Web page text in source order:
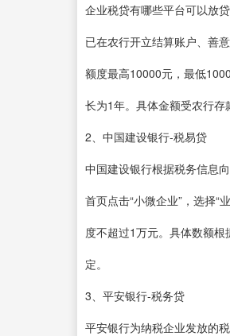
企业税贷有哪些平台可以放
已在农行开立结算账户、善
额度最高10000元，最低
长为1年。具体金额受农行存
2、中国建设银行-税易贷
中国建设银行根据税务信息
首页点击“小微企业”，选择
度不超过1万元。具体数额
定。
3、平安银行-税务贷
平安银行为纳税企业发放的